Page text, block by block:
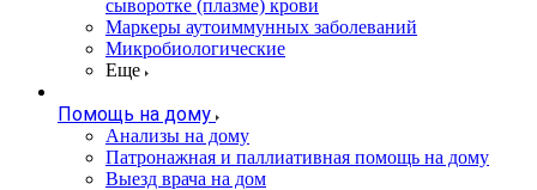
сыворотке (плазме) крови
Маркеры аутоиммунных заболеваний
Микробиологические
Еще
Помощь на дому
Анализы на дому
Патронажная и паллиативная помощь на дому
Выезд врача на дом